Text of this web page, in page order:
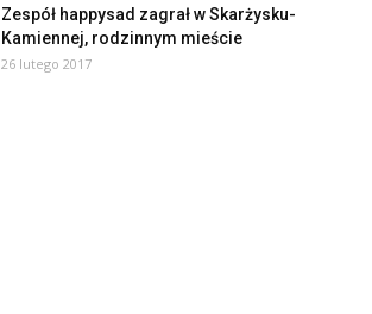
Zespół happysad zagrał w Skarżysku-
Kamiennej, rodzinnym mieście
26 lutego 2017